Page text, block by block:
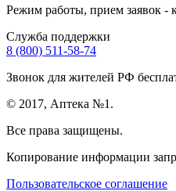
Режим работы, прием заявок -
Служба поддержки
8 (800) 511-58-74
Звонок для жителей РФ
© 2017, Аптека №1.
Все права защищены.
Копирование информации
Пользовательское соглашение